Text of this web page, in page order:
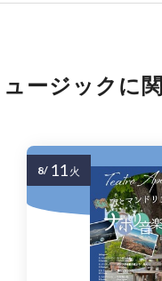
ージックに
8/ 11 火